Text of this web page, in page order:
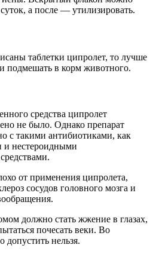
а после — утилизировать.
таблетки ципролет, то лучше
подмешать в корм животного.
средства ципролет
не было. Однако препарат
с такими антибиотиками, как
и нестероидными
от применения ципролета,
сосудов головного мозга и
должно стать жжение в глазах,
почесать веки. Во
допустить нельзя.